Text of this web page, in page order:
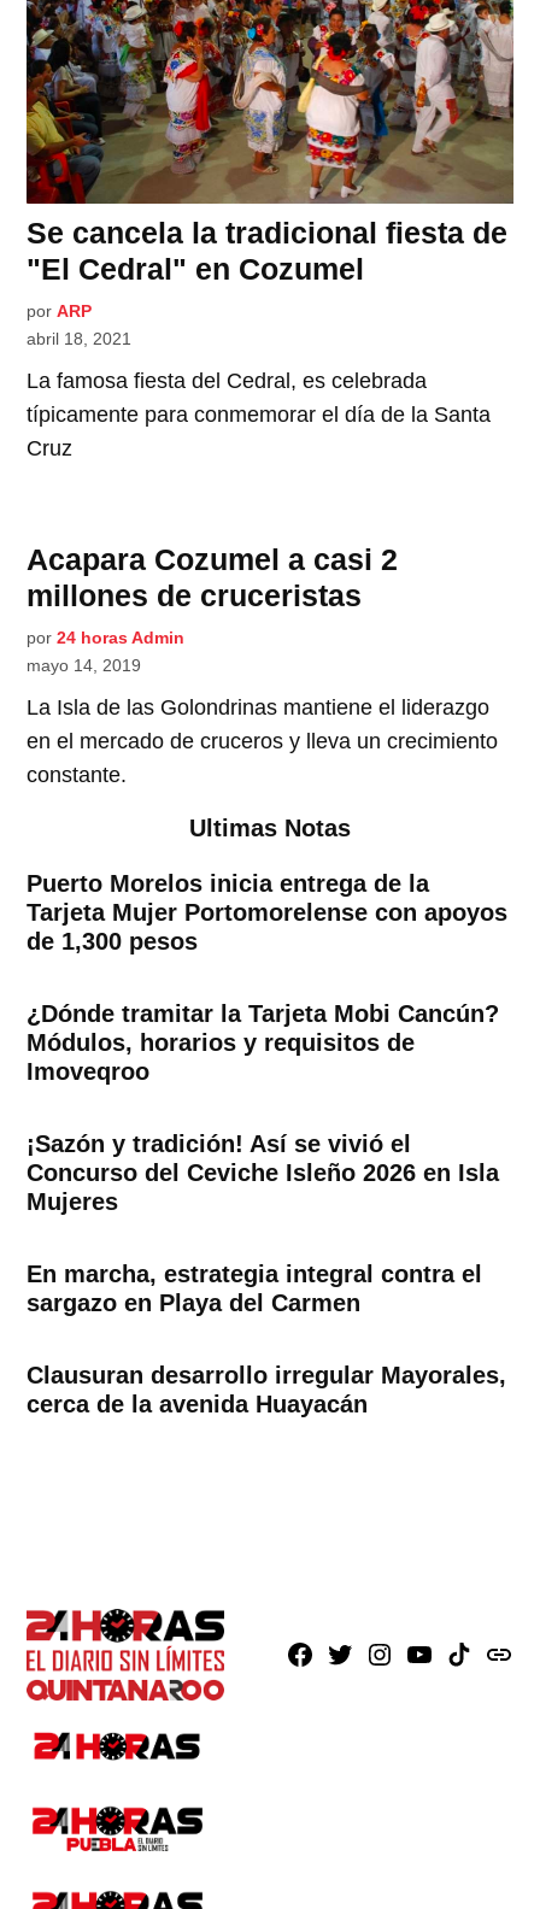
Se cancela la tradicional fiesta de
"El Cedral" en Cozumel
por ARP
abril 18, 2021
La famosa fiesta del Cedral, es celebrada
típicamente para conmemorar el día de la Santa
Cruz
Acapara Cozumel a casi 2
millones de cruceristas
por 24 horas Admin
mayo 14, 2019
La Isla de las Golondrinas mantiene el liderazgo
en el mercado de cruceros y lleva un crecimiento
constante.
Ultimas Notas
Puerto Morelos inicia entrega de la
Tarjeta Mujer Portomorelense con apoyos
de 1,300 pesos
¿Dónde tramitar la Tarjeta Mobi Cancún?
Módulos, horarios y requisitos de
Imoveqroo
¡Sazón y tradición! Así se vivió el
Concurso del Ceviche Isleño 2026 en Isla
Mujeres
En marcha, estrategia integral contra el
sargazo en Playa del Carmen
Clausuran desarrollo irregular Mayorales,
cerca de la avenida Huayacán
Facebook
X Instagram
YoutubeTikTokissuu